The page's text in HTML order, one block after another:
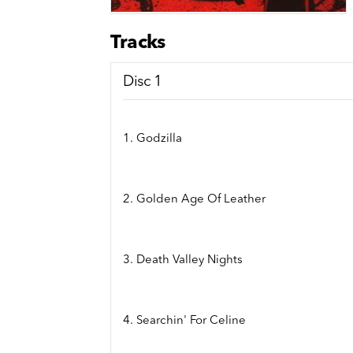
Classics
7 Inch singles
Bierviltjes
Tracks
Disc 1
1. Godzilla
2. Golden Age Of Leather
3. Death Valley Nights
4. Searchin' For Celine